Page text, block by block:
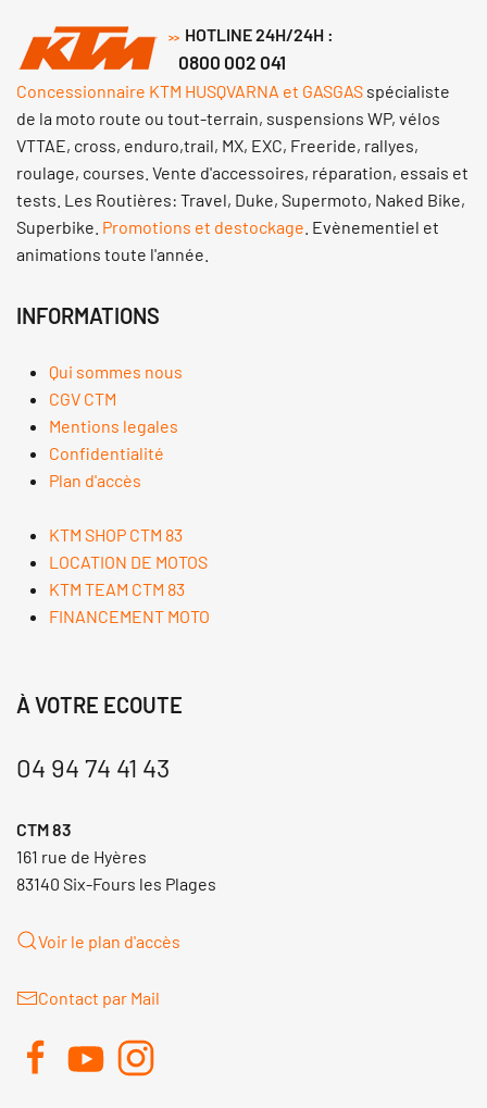
>> HOTLINE 24H/24H :
0800 002 041
Concessionnaire KTM HUSQVARNA et GASGAS spécialiste
de la moto route ou tout-terrain, suspensions WP, vélos
VTTAE, cross, enduro,trail, MX, EXC, Freeride, rallyes,
roulage, courses. Vente d'accessoires, réparation, essais et
tests. Les Routières: Travel, Duke, Supermoto, Naked Bike,
Superbike. Promotions et destockage . Evènementiel et
animations toute l'année.
INFORMATIONS
Qui sommes nous
CGV CTM
Mentions legales
Confidentialité
Plan d'accès
KTM SHOP CTM 83
LOCATION DE MOTOS
KTM TEAM CTM 83
FINANCEMENT MOTO
À VOTRE ECOUTE
04 94 74 41 43
CTM 83
161 rue de Hyères
83140 Six-Fours les Plages
Voir le plan d'accès
Contact par Mail